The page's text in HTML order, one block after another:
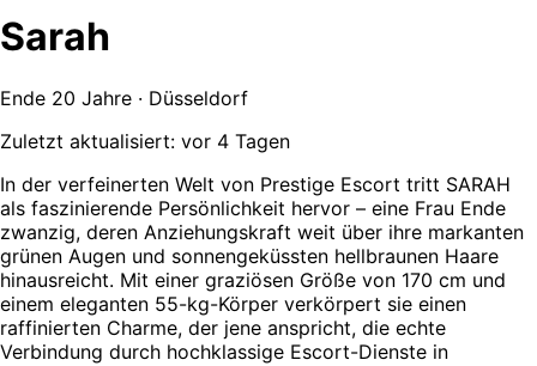
Sarah
Ende 20 Jahre · Düsseldorf
Zuletzt aktualisiert: vor 4 Tagen
In der verfeinerten Welt von Prestige Escort tritt SARAH
als faszinierende Persönlichkeit hervor – eine Frau Ende
zwanzig, deren Anziehungskraft weit über ihre markanten
grünen Augen und sonnengeküssten hellbraunen Haare
hinausreicht. Mit einer graziösen Größe von 170 cm und
einem eleganten 55-kg-Körper verkörpert sie einen
raffinierten Charme, der jene anspricht, die echte
Verbindung durch hochklassige Escort-Dienste in